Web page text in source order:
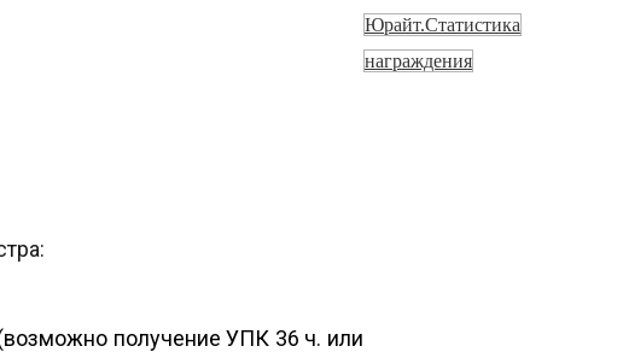
получение УПК 36 ч. или
Юрайт.Статистика
награждения